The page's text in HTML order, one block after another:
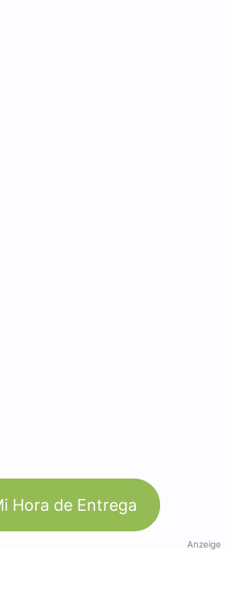
Hora de Entrega
Anzeige